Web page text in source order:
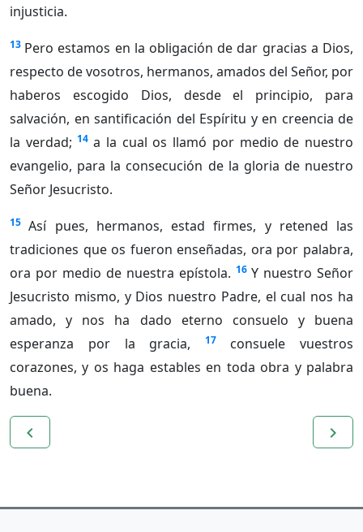
injusticia.
13 Pero estamos en la obligación de dar gracias a Dios,
respecto de vosotros, hermanos, amados del Señor, por
haberos escogido Dios, desde el principio, para
salvación, en santificación del Espíritu y en creencia de
la verdad; 14 a la cual os llamó por medio de nuestro
evangelio, para la consecución de la gloria de nuestro
Señor Jesucristo.
15 Así pues, hermanos, estad firmes, y retened las
tradiciones que os fueron enseñadas, ora por palabra,
ora por medio de nuestra epístola. 16 Y nuestro Señor
Jesucristo mismo, y Dios nuestro Padre, el cual nos ha
amado, y nos ha dado eterno consuelo y buena
esperanza por la gracia,
17
consuele vuestros
corazones, y os haga estables en toda obra y palabra
buena.
navigate_before navigate_next